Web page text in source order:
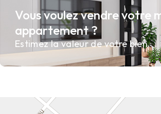
Vous voulez vendre votre
appartement ?
Estimez la valeur de votre bien.